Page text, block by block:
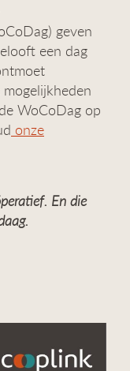
geven
een dag
WoCoDag op
onze
En die